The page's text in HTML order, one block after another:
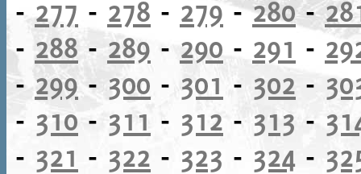
-277 - 278 - 279-280-
- 288 -289 - 290 - 291 -
-299-300 - 301 - 302 -
- 310 - 311 - 312 - 313 -
- 321 - 322 - 323 - 324 -